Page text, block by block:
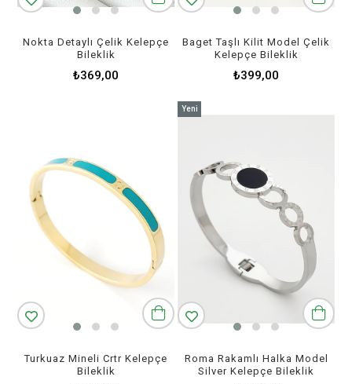
Nokta Detaylı Çelik Kelepçe
Bileklik
₺369,00
Baget Taşlı Kilit Model Çelik
Kelepçe Bileklik
₺399,00
Turkuaz Mineli Crtr Kelepçe
Bileklik
Roma Rakamlı Halka Model
Silver Kelepçe Bileklik
Yeni